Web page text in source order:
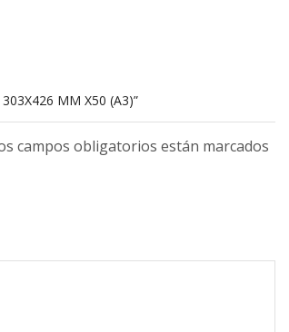
MM X50 (A3)”
campos obligatorios están marcados